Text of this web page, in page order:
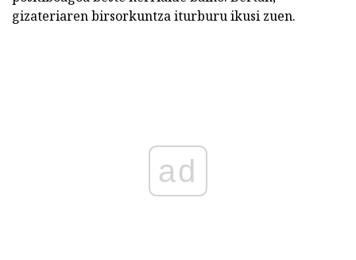
gizateriaren birsorkuntza iturburu ikusi zuen.
ad